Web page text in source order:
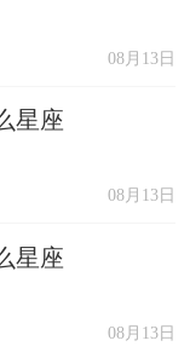
08月13日
星座
08月13日
星座
08月13日